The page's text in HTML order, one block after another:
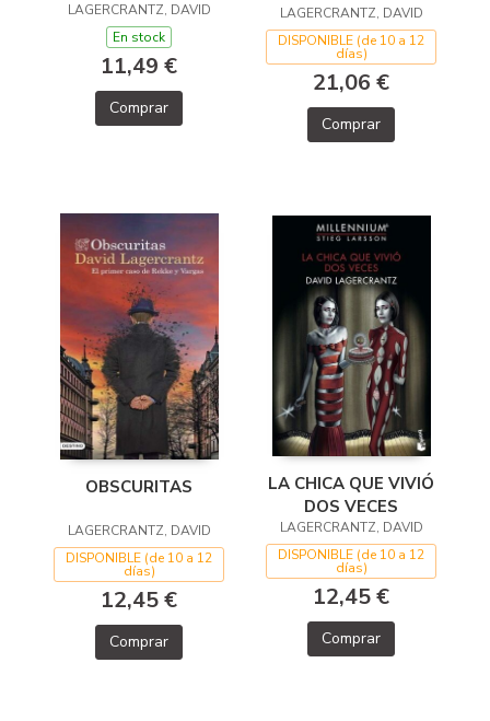
LAGERCRANTZ, DAVID
En stock
11,49 €
Comprar
LAGERCRANTZ, DAVID
DISPONIBLE (de 10 a 12
días)
21,06 €
Comprar
OBSCURITAS
LAGERCRANTZ, DAVID
DISPONIBLE (de 10 a 12
días)
12,45 €
Comprar
LA CHICA QUE VIVIÓ
DOS VECES
LAGERCRANTZ, DAVID
DISPONIBLE (de 10 a 12
días)
12,45 €
Comprar